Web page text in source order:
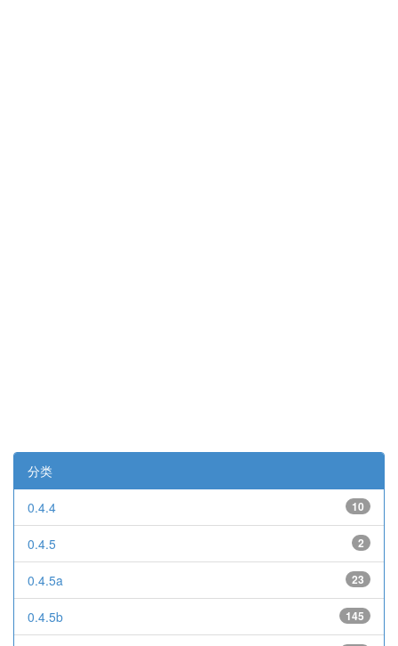
分类
10
0.4.4
2
0.4.5
23
0.4.5a
145
0.4.5b